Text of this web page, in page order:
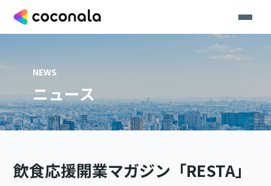
NEWS
ニュース
飲食応援開業マガジン「RESTA」